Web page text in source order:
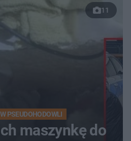
11
PSEUDOHODOWLI
maszynkę do